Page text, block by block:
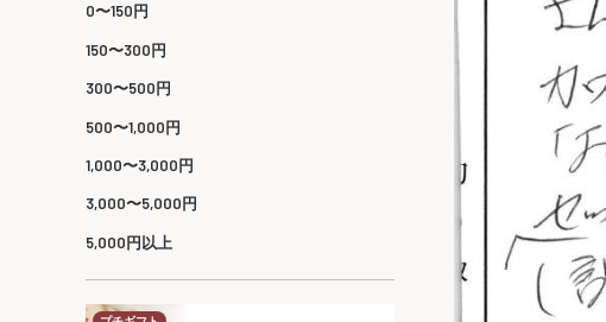
0〜150円
150〜300円
300〜500円
500〜1,000円
1,000〜3,000円
3,000〜5,000円
5,000円以上